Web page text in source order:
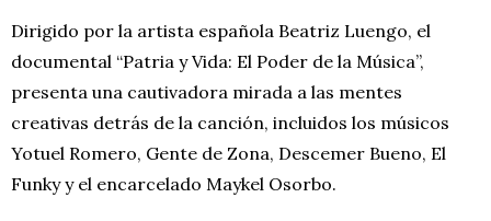
Dirigido por la artista española Beatriz Luengo, el
documental “Patria y Vida: El Poder de la Música”,
presenta una cautivadora mirada a las mentes
creativas detrás de la canción, incluidos los músicos
Yotuel Romero, Gente de Zona, Descemer Bueno, El
Funky y el encarcelado Maykel Osorbo.